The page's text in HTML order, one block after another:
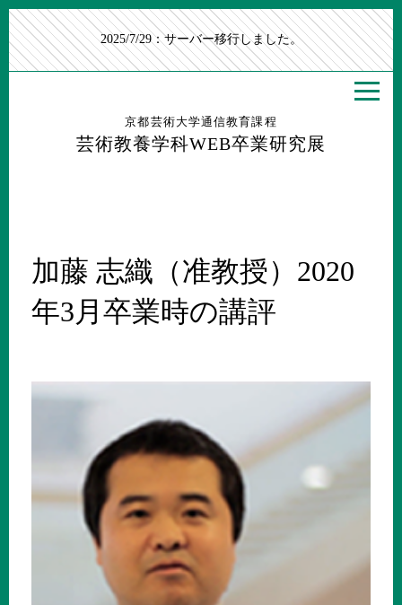
2025/7/29：サーバー移行しました。
京都芸術大学通信教育課程
芸術教養学科WEB卒業研究展
加藤 志織（准教授）2020
年3月卒業時の講評